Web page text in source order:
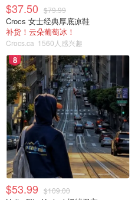
$37.50 $79.99
Crocs 女士经典厚底凉鞋
补货！云朵葡萄冰！
Crocs.ca 1560人感兴趣
8
$53.99 $109.00